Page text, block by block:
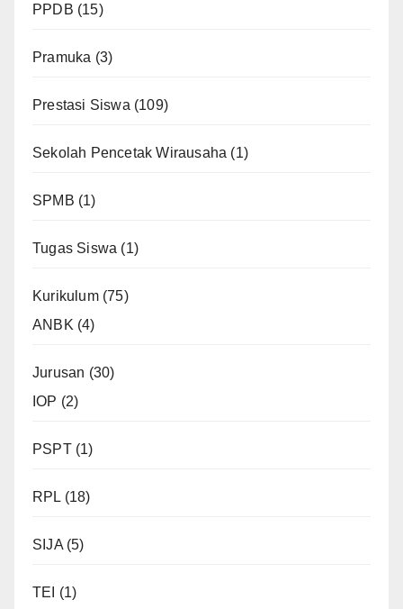
PPDB (15)
Pramuka (3)
Prestasi Siswa (109)
Sekolah Pencetak Wirausaha (1)
SPMB (1)
Tugas Siswa (1)
Kurikulum(75)
ANBK (4)
Jurusan (30)
IOP (2)
PSPT(1)
RPL (18)
SIJA(5)
TEI (1)